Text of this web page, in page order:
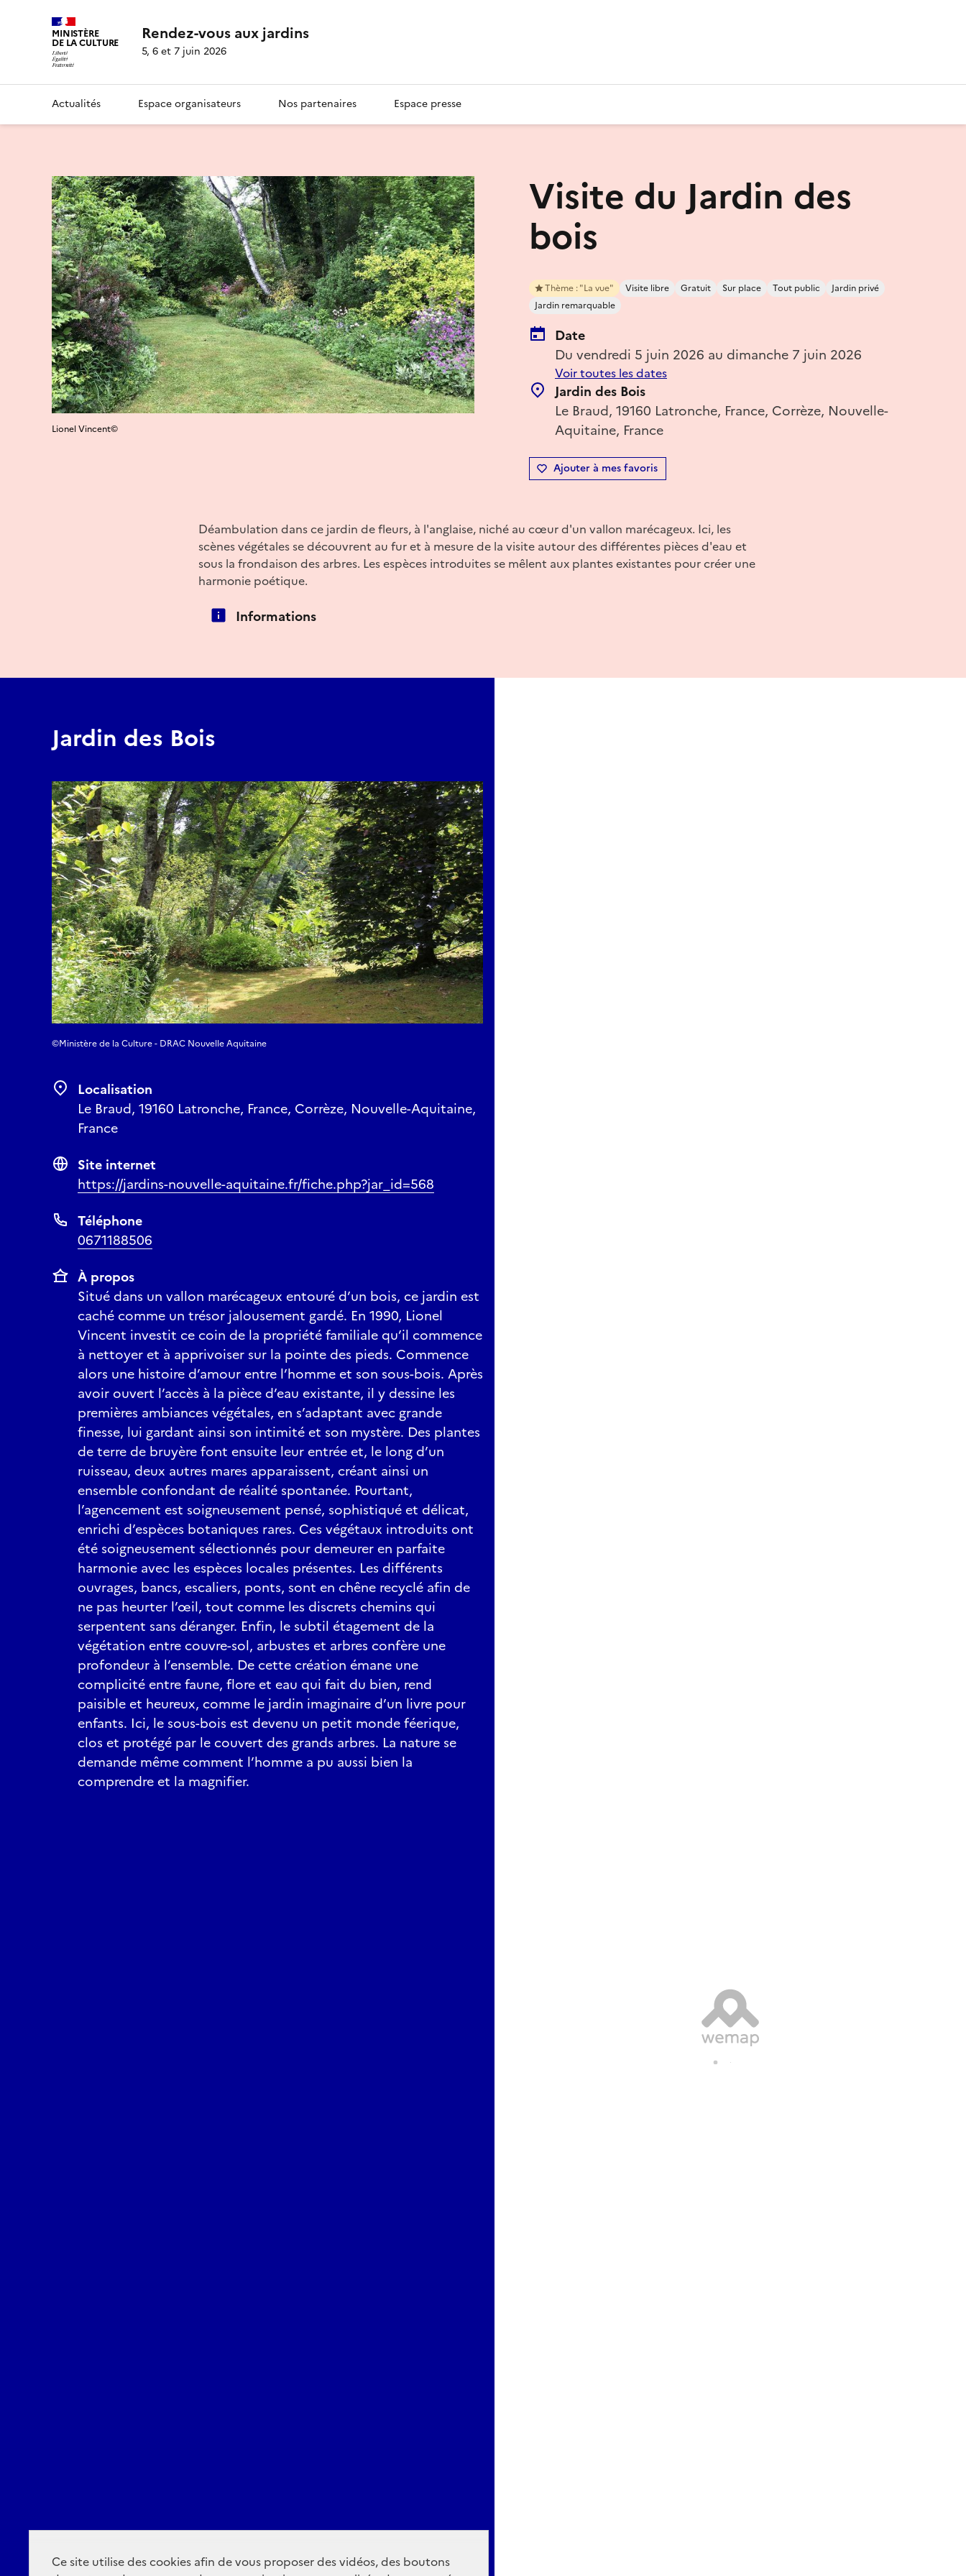
Ce site utilise des cookies afin de vous proposer des vidéos, des boutons
MINISTÈRE
DE LA CULTURE Rendez-vous aux jardins
5, 6 et 7 juin 2026
Actualités Espace organisateurs Nos partenaires Espace presse
Visite du Jardin des
bois
Thème : "La vue" Visite libre Gratuit Sur place Tout public
Jardin privé
Jardin remarquable
Date
Du vendredi 5 juin 2026 au dimanche 7 juin 2026
Voir toutes les dates
Jardin des Bois
Le Braud, 19160 Latronche, France, Corrèze, Nouvelle-
Aquitaine, France
Ajouter à mes favoris
Lionel Vincent©
Déambulation dans ce jardin de fleurs, à l'anglaise, niché au cœur d'un vallon marécageux. Ici, les
scènes végétales se découvrent au fur et à mesure de la visite autour des différentes pièces d'eau et
sous la frondaison des arbres. Les espèces introduites se mêlent aux plantes existantes pour créer une
harmonie poétique.
Informations
Jardin des Bois
©Ministère de la Culture - DRAC Nouvelle Aquitaine
Localisation
Le Braud, 19160 Latronche, France, Corrèze, Nouvelle-Aquitaine,
France
Site internet
https://jardins-nouvelle-aquitaine.fr/fiche.php?jar_id=568
Téléphone
0671188506
À propos
Situé dans un vallon marécageux entouré d’un bois, ce jardin est
caché comme un trésor jalousement gardé. En 1990, Lionel
Vincent investit ce coin de la propriété familiale qu’il commence
à nettoyer et à apprivoiser sur la pointe des pieds. Commence
alors une histoire d’amour entre l’homme et son sous-bois. Après
avoir ouvert l’accès à la pièce d’eau existante, il y dessine les
premières ambiances végétales, en s’adaptant avec grande
finesse, lui gardant ainsi son intimité et son mystère. Des plantes
de terre de bruyère font ensuite leur entrée et, le long d’un
ruisseau, deux autres mares apparaissent, créant ainsi un
ensemble confondant de réalité spontanée. Pourtant,
l’agencement est soigneusement pensé, sophistiqué et délicat,
enrichi d’espèces botaniques rares. Ces végétaux introduits ont
été soigneusement sélectionnés pour demeurer en parfaite
harmonie avec les espèces locales présentes. Les différents
ouvrages, bancs, escaliers, ponts, sont en chêne recyclé afin de
ne pas heurter l’œil, tout comme les discrets chemins qui
serpentent sans déranger. Enfin, le subtil étagement de la
végétation entre couvre-sol, arbustes et arbres confère une
profondeur à l’ensemble. De cette création émane une
complicité entre faune, flore et eau qui fait du bien, rend
paisible et heureux, comme le jardin imaginaire d’un livre pour
enfants. Ici, le sous-bois est devenu un petit monde féerique,
clos et protégé par le couvert des grands arbres. La nature se
demande même comment l’homme a pu aussi bien la
comprendre et la magnifier.